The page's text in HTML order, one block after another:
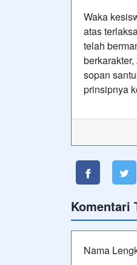
Waka
atas
telah
sopan
prinsipnya
Komentari
Nama